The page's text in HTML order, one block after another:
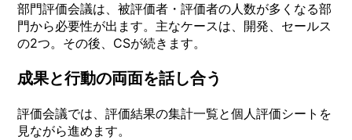
部門評価会議は、被評価者・評価者の人数が多くなる部
門から必要性が出ます。主なケースは、開発、セールス
の2つ。その後、CSが続きます。
成果と行動の両面を話し合う
評価会議では、評価結果の集計一覧と個人評価シートを
見ながら進めます。